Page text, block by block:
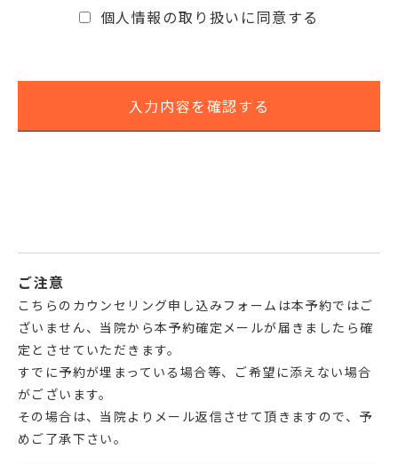
個人情報の取り扱いに同意する
ご注意
こちらのカウンセリング申し込みフォームは本予約ではご
ざいません、当院から本予約確定メールが届きましたら確
定とさせていただきます。
すでに予約が埋まっている場合等、ご希望に添えない場合
がございます。
その場合は、当院よりメール返信させて頂きますので、予
めご了承下さい。